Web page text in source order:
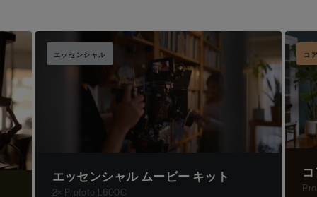
エッセンシャル
エッセンシャル ムービー キット
2× Profoto L600C
コ